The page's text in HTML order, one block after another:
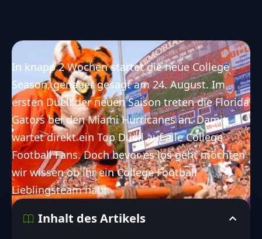
In knapp 2 Wochen startet die neue College
Season, genauer gesagt am 24. August. Im
ersten Duell der neuen Saison treten die Florida
Gators bei den Miami Hurricanes an. Damit
wartet direkt ein Top Duell auf alle College
Football Fans. Doch bevor es los geht möchten
wir wissen ob ihr ein College Football
Lieblingsteam habt.
Inhalt des Artikels